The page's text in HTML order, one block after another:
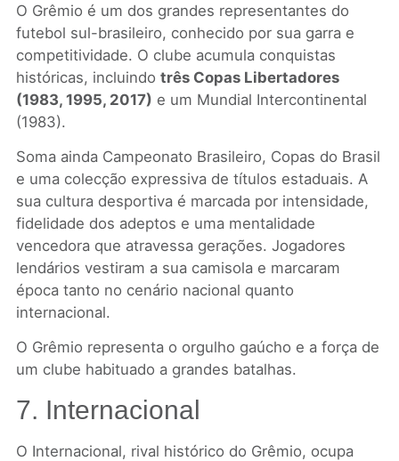
O Grêmio é um dos grandes representantes do
futebol sul-brasileiro, conhecido por sua garra e
competitividade. O clube acumula conquistas
históricas, incluindo três Copas Libertadores
(1983, 1995, 2017) e um Mundial Intercontinental
(1983).
Soma ainda Campeonato Brasileiro, Copas do Brasil
e uma colecção expressiva de títulos estaduais. A
sua cultura desportiva é marcada por intensidade,
fidelidade dos adeptos e uma mentalidade
vencedora que atravessa gerações. Jogadores
lendários vestiram a sua camisola e marcaram
época tanto no cenário nacional quanto
internacional.
O Grêmio representa o orgulho gaúcho e a força de
um clube habituado a grandes batalhas.
7. Internacional
O Internacional, rival histórico do Grêmio, ocupa